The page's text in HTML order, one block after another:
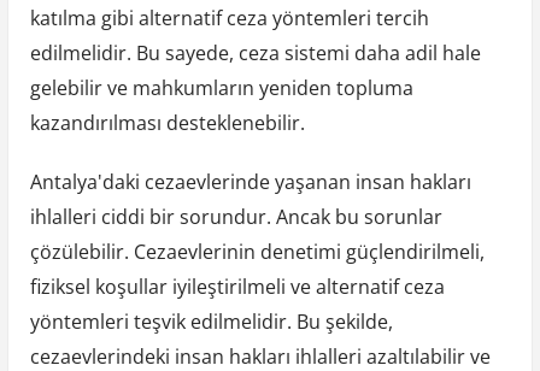
katılma gibi alternatif ceza yöntemleri tercih
edilmelidir. Bu sayede, ceza sistemi daha adil hale
gelebilir ve mahkumların yeniden topluma
kazandırılması desteklenebilir.
Antalya'daki cezaevlerinde yaşanan insan hakları
ihlalleri ciddi bir sorundur. Ancak bu sorunlar
çözülebilir. Cezaevlerinin denetimi güçlendirilmeli,
fiziksel koşullar iyileştirilmeli ve alternatif ceza
yöntemleri teşvik edilmelidir. Bu şekilde,
cezaevlerindeki insan hakları ihlalleri azaltılabilir ve